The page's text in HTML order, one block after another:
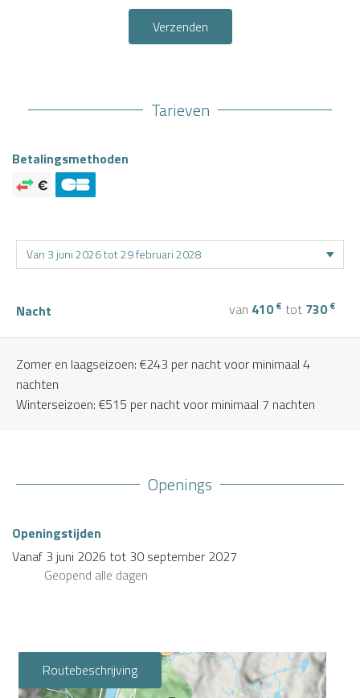
Verzenden
Tarieven
Betalingsmethoden
Nacht van 410 € tot 730 €
Zomer en laagseizoen: €243 per nacht voor minimaal 4
nachten
Winterseizoen: €515 per nacht voor minimaal 7 nachten
Openings
Openingstijden
Vanaf 3 juni 2026 tot 30 september 2027
Geopend alle dagen
Routebeschrijving